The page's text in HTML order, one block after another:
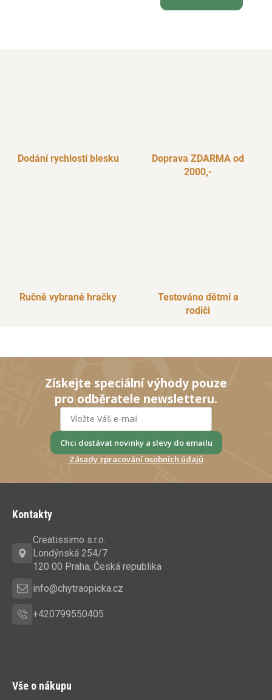
z
Dodání rychlostí blesku
Doprava ZDARMA od
2000,-
Ručně vybrané hračky
Testováno dětmi a
rodiči
Získejte speciální výhody pouze
pro odběratele newsletteru.
Chci dostávat novinky a slevy do emailu
Zásady zpracování osobních údajů
Kontakty
Creatissimo s.r.o.
Londýnská 254/7
120 00 Praha, Česká republika
info@chytraopicka.cz
+420799550405
Vše o nákupu